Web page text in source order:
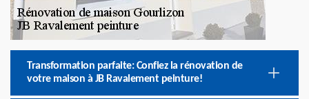
Transformation parfaite: Confiez la rénovation de
votre maison à JB Ravalement peinture!